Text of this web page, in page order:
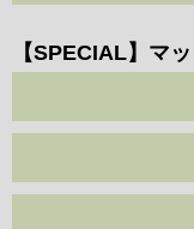
【SPECIAL】マ